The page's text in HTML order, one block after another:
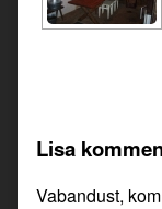
Lisa
Vabandust,